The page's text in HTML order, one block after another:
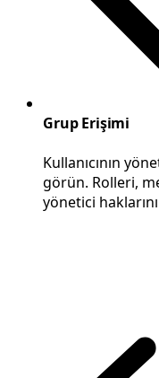
Grup Erişimi
Kullanıcının
görün. Rolleri,
yönetici